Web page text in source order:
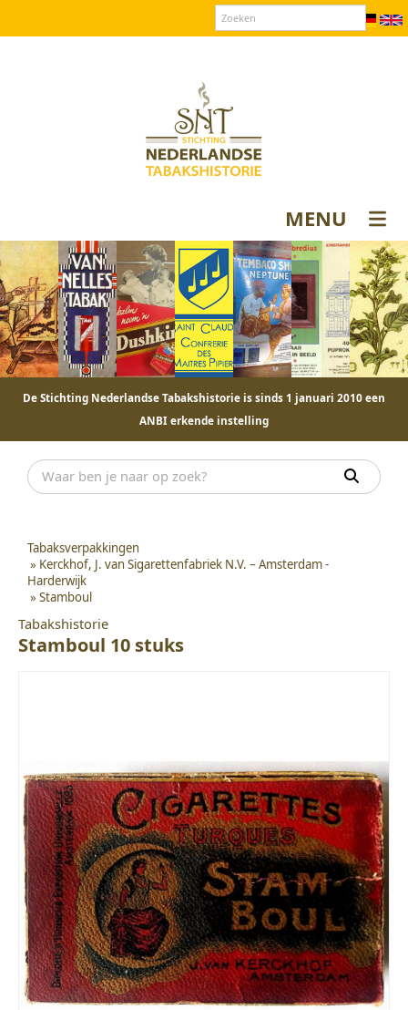
MENU
De Stichting Nederlandse Tabakshistorie is sinds 1 januari 2010 een
ANBI erkende instelling
Tabaksverpakkingen
» Kerckhof, J. van Sigarettenfabriek N.V. – Amsterdam -
Harderwijk
» Stamboul
Tabakshistorie
Stamboul 10 stuks